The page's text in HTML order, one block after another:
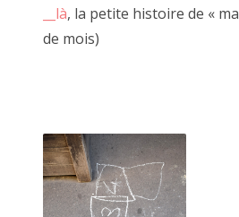
2019
2019 juillet
2019 août
2019 juin
__là, la petite histoire de «
de mois)